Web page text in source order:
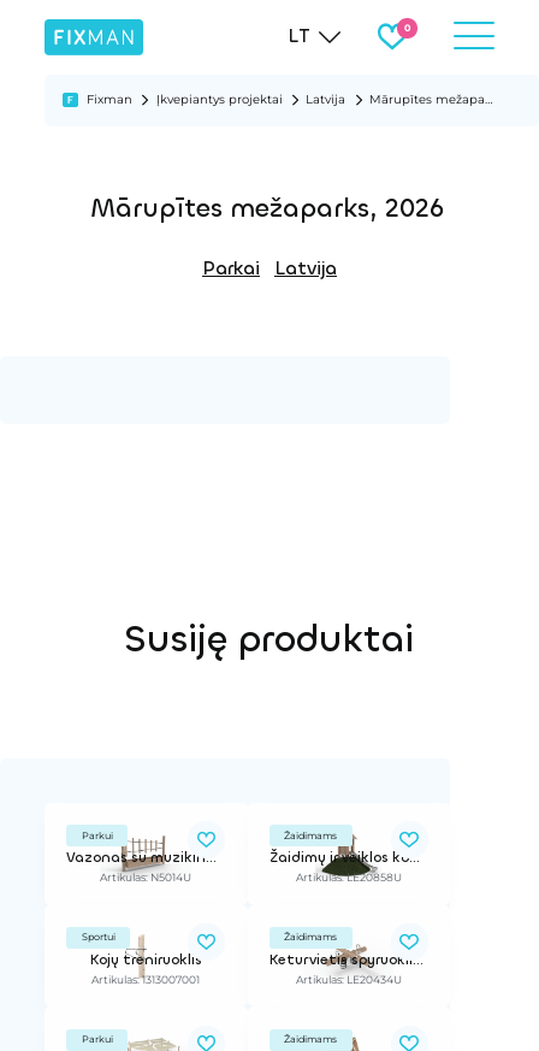
LT
Fixman Įkvepiantys projektai Latvija Mārupītes mežaparks, 2026
Mārupītes mežaparks, 2026
Parkai Latvija
Susiję produktai
Parkui
Vazonas su muzikine gama
Artikulas: N5014U
Žaidimams
Žaidimų ir veiklos kompleksas
Artikulas: LE20858U
Sportui
Kojų treniruoklis
Artikulas: 1313007001
Žaidimams
Keturvietis spyruokliukas
Artikulas: LE20434U
Parkui Žaidimams